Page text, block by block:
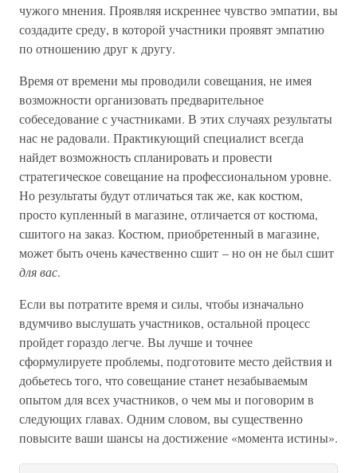
чужого мнения. Проявляя искреннее чувство эмпатии, вы
создадите среду, в которой участники проявят эмпатию
по отношению друг к другу.
Время от времени мы проводили совещания, не имея
возможности организовать предварительное
собеседование с участниками. В этих случаях результаты
нас не радовали. Практикующий специалист всегда
найдет возможность спланировать и провести
стратегическое совещание на профессиональном уровне.
Но результаты будут отличаться так же, как костюм,
просто купленный в магазине, отличается от костюма,
сшитого на заказ. Костюм, приобретенный в магазине,
может быть очень качественно сшит – но он не был сшит
для вас.
Если вы потратите время и силы, чтобы изначально
вдумчиво выслушать участников, остальной процесс
пройдет гораздо легче. Вы лучше и точнее
сформулируете проблемы, подготовите место действия и
добьетесь того, что совещание станет незабываемым
опытом для всех участников, о чем мы и поговорим в
следующих главах. Одним словом, вы существенно
повысите ваши шансы на достижение «момента истины».